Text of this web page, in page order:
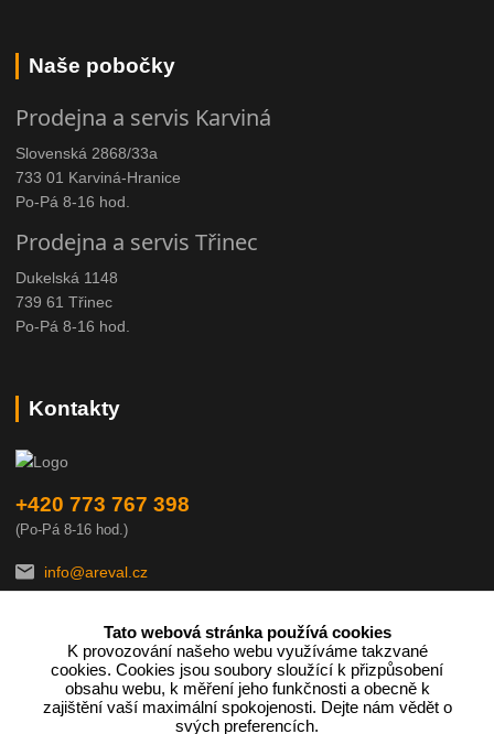
Naše pobočky
Prodejna a servis Karviná
Slovenská 2868/33a
733 01 Karviná-Hranice
Po-Pá 8-16 hod.
Prodejna a servis Třinec
Dukelská 1148
739 61 Třinec
Po-Pá 8-16 hod.
Kontakty
+420 773 767 398
(Po-Pá 8-16 hod.)
info@areval.cz
Podle zákona o evidenci tržeb je prodávající povinen vystavit
Tato webová stránka používá cookies
K provozování našeho webu využíváme takzvané
cookies. Cookies jsou soubory sloužící k přizpůsobení
obsahu webu, k měření jeho funkčnosti a obecně k
zajištění vaší maximální spokojenosti. Dejte nám vědět o
svých preferencích.